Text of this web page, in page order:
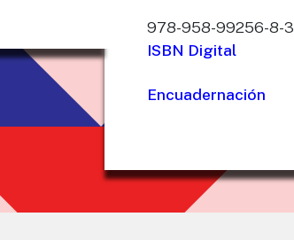
978-958-99256-8-3
ISBN Digital
Encuadernación